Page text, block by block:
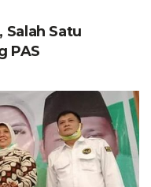
Salah Satu
PAS